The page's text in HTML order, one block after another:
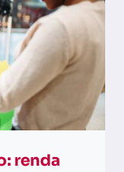
renda